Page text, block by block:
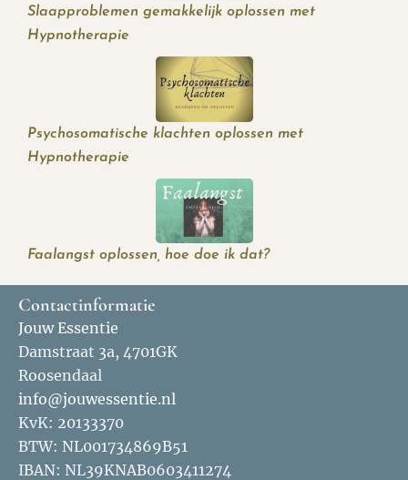
Slaapproblemen gemakkelijk oplossen met
Hypnotherapie
Psychosomatische klachten oplossen met
Hypnotherapie
Faalangst oplossen, hoe doe ik dat?
Contactinformatie
Jouw Essentie
Damstraat 3a, 4701GK
Roosendaal
info@jouwessentie.nl
KvK: 20133370
BTW: NL001734869B51
IBAN: NL39KNAB0603411274